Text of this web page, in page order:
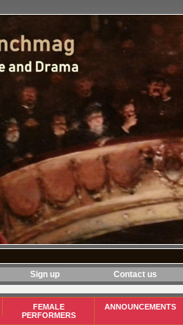
Sign up Contact us
FEMALE
PERFORMERS
ANNOUNCEMENTS